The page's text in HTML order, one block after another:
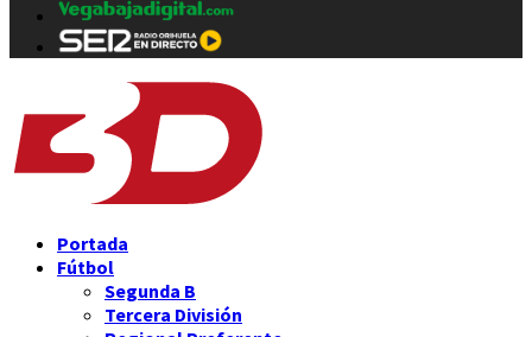
Portada
Fútbol
Segunda B
Tercera División